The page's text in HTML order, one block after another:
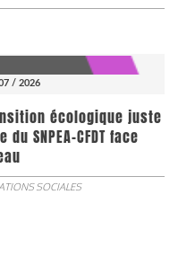
/ 2026
écologique juste
SNPEA-CFDT face
SOCIALES